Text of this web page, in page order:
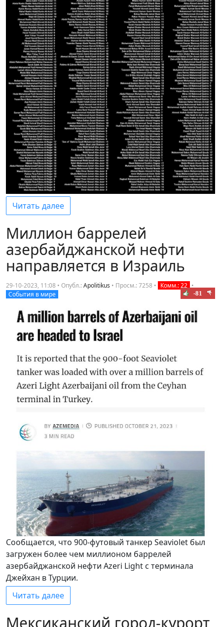
Читать далее
Миллион баррелей
азербайджанской нефти
направляется в Израиль
29-10-2023, 11:08 • Опубл.:Apolitikus • Просм.: 7258 • Комм.: 22 •
События в мире
-81
Сообщается, что 900-футовый танкер Seaviolet был
загружен более чем миллионом баррелей
азербайджанской нефти Azeri Light с терминала
Джейхан в Турции.
Читать далее
Мексиканский город-курорт